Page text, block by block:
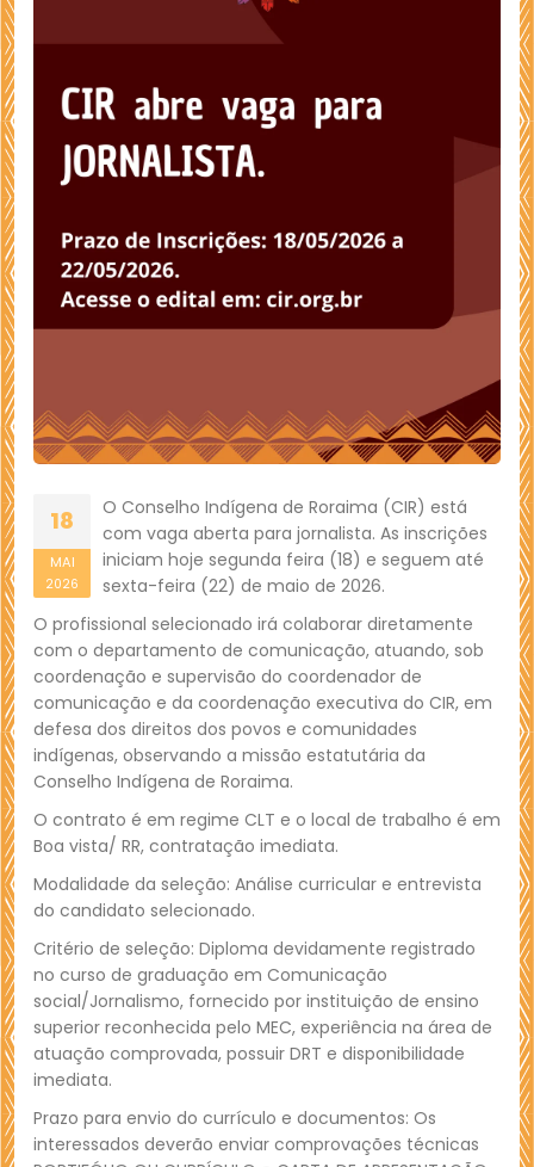
18
MAI
2026
O Conselho Indígena de Roraima (CIR) está
com vaga aberta para jornalista. As inscrições
iniciam hoje segunda feira (18) e seguem até
sexta-feira (22) de maio de 2026.
O profissional selecionado irá colaborar diretamente
com o departamento de comunicação, atuando, sob
coordenação e supervisão do coordenador de
comunicação e da coordenação executiva do CIR, em
defesa dos direitos dos povos e comunidades
indígenas, observando a missão estatutária da
Conselho Indígena de Roraima.
O contrato é em regime CLT e o local de trabalho é em
Boa vista/ RR, contratação imediata.
Modalidade da seleção: Análise curricular e entrevista
do candidato selecionado.
Critério de seleção: Diploma devidamente registrado
no curso de graduação em Comunicação
social/Jornalismo, fornecido por instituição de ensino
superior reconhecida pelo MEC, experiência na área de
atuação comprovada, possuir DRT e disponibilidade
imediata.
Prazo para envio do currículo e documentos: Os
interessados deverão enviar comprovações técnicas